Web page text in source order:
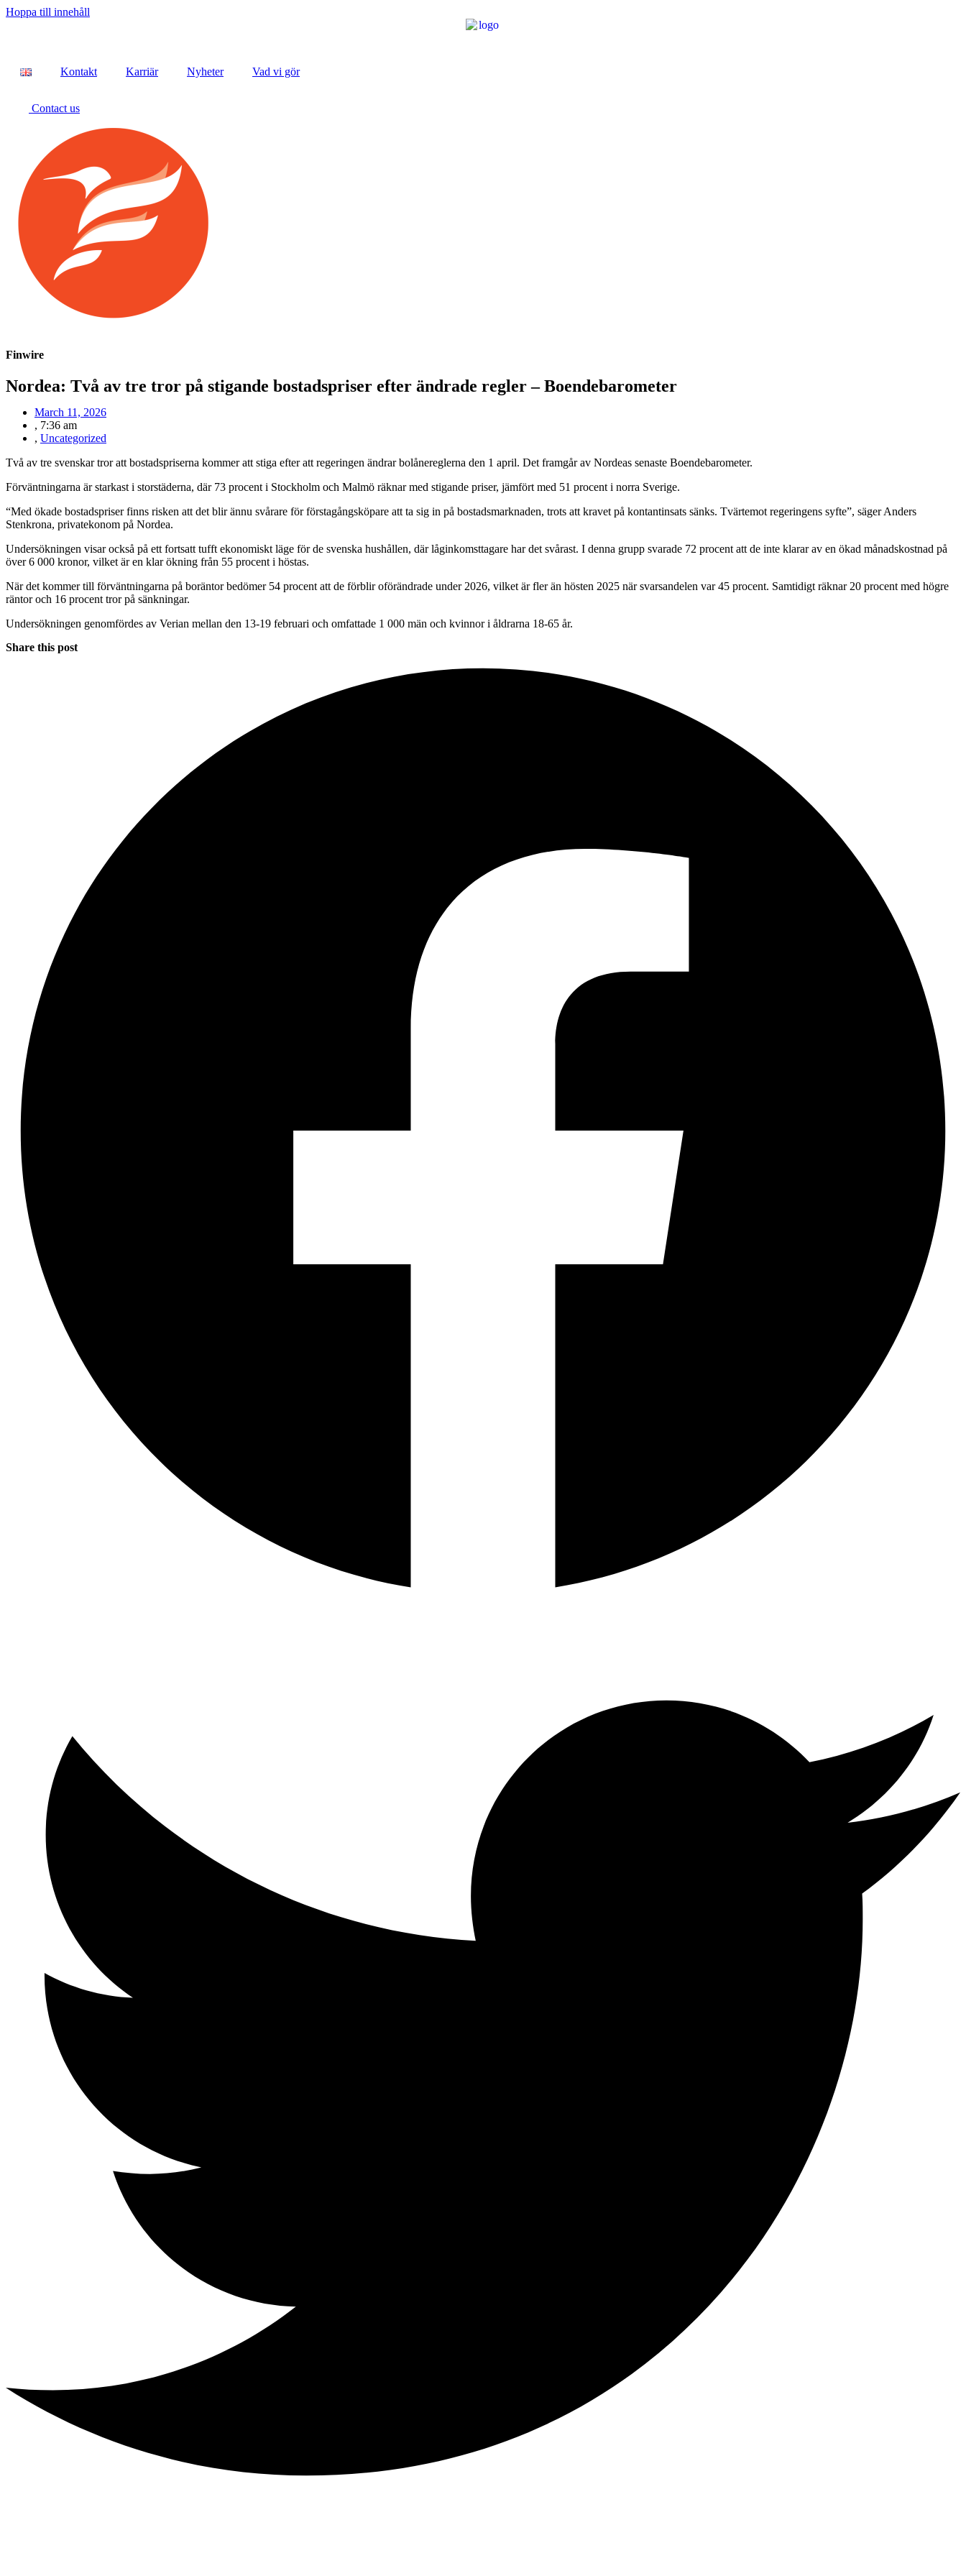
Hoppa till innehåll
Kontakt Karriär Nyheter Vad vi gör
Contact us
Finwire
Nordea: Två av tre tror på stigande bostadspriser efter ändrade regler – Boendebarometer
March 11, 2026
, 7:36 am
, Uncategorized
Två av tre svenskar tror att bostadspriserna kommer att stiga efter att regeringen ändrar bolånereglerna den 1 april. Det framgår av Nordeas senaste Boendebarometer.
Förväntningarna är starkast i storstäderna, där 73 procent i Stockholm och Malmö räknar med stigande priser, jämfört med 51 procent i norra Sverige.
“Med ökade bostadspriser finns risken att det blir ännu svårare för förstagångsköpare att ta sig in på bostadsmarknaden, trots att kravet på kontantinsats sänks. Tvärtemot regeringens syfte”, säger Anders
Stenkrona, privatekonom på Nordea.
Undersökningen visar också på ett fortsatt tufft ekonomiskt läge för de svenska hushållen, där låginkomsttagare har det svårast. I denna grupp svarade 72 procent att de inte klarar av en ökad månadskostnad på
över 6 000 kronor, vilket är en klar ökning från 55 procent i höstas.
När det kommer till förväntningarna på boräntor bedömer 54 procent att de förblir oförändrade under 2026, vilket är fler än hösten 2025 när svarsandelen var 45 procent. Samtidigt räknar 20 procent med högre
räntor och 16 procent tror på sänkningar.
Undersökningen genomfördes av Verian mellan den 13-19 februari och omfattade 1 000 män och kvinnor i åldrarna 18-65 år.
Share this post